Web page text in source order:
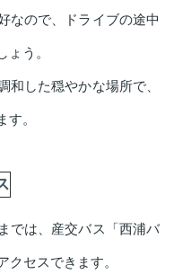
なので、ドライブの途中
う。
和した穏やかな場所で、
。
では、産交バス「西浦バ
クセスできます。